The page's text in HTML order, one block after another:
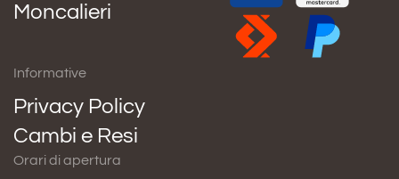
Moncalieri
Informative
Privacy Policy
Cambi e Resi
Orari di apertura